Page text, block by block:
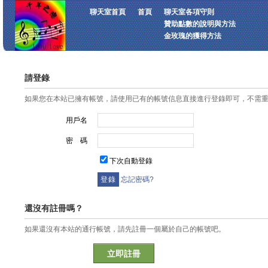
聊天室首頁 首頁
聊天室各項守則
贊助點數的說明與方法
金玫瑰的獲得方法
請登錄
如果您在本站已擁有帳號，請使用已有的帳號信息直接進行登錄即可，不需
用戶名
密 碼
下次自動登錄
忘記密碼?
還沒有註冊嗎？
如果還沒有本站的通行帳號，請先註冊一個屬於自己的帳號吧。
立即註冊